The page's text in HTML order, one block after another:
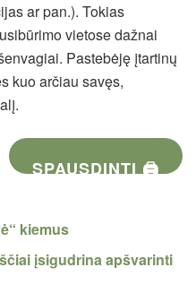
ar pan.). Tokias
vietose dažnai
Pastebėję įtartinų
kuo arčiau savęs,
SPAUSDINTI 🖨
kiemus
įsigudrina apšvarinti